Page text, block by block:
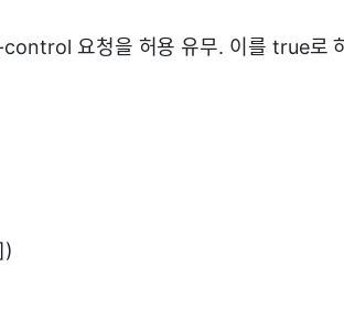
요청을 허용 유무. 이를 true로